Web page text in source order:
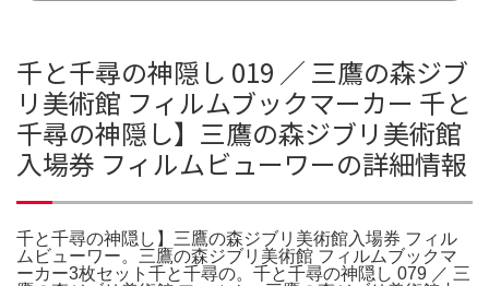
千と千尋の神隠し 019 ／ 三鷹の森ジブ
リ美術館 フィルムブックマーカー 千と
千尋の神隠し】三鷹の森ジブリ美術館
入場券 フィルムビューワーの詳細情報
千と千尋の神隠し】三鷹の森ジブリ美術館入場券 フィル
ムビューワー。三鷹の森ジブリ美術館 フィルムブックマ
ーカー3枚セット千と千尋の。千と千尋の神隠し 079 ／ 三